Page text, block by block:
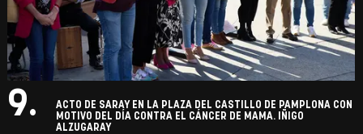
9.
ACTO DE SARAY EN LA PLAZA DEL CASTILLO DE PAMPLONA CON
MOTIVO DEL DÍA CONTRA EL CÁNCER DE MAMA. IÑIGO
ALZUGARAY